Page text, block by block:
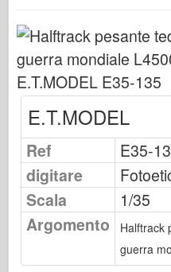
Dadi & Bulloni
Nuova Avanguardia
Modellazione di Osprey
Osprey Publishing
Segnale squadrone
Potenza del serbatoio
Camion & Carri armati
Waffen-Arsenal
Wydawnictwo Militaria
Maquettes
E.T.MODEL
Ref
E35-
digitare
Scala
1/35
Argomento
Halftrack
guerra